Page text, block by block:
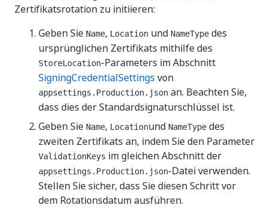
Zertifikatsrotation zu initiieren:
Geben Sie Name, Location und NameType des
ursprünglichen Zertifikats mithilfe des
StoreLocation-Parameters im Abschnitt
SigningCredentialSettings von
appsettings.Production.json an. Beachten Sie,
dass dies der Standardsignaturschlüssel ist.
Geben Sie Name, Locationund NameType des
zweiten Zertifikats an, indem Sie den Parameter
ValidationKeys im gleichen Abschnitt der
appsettings.Production.json-Datei verwenden.
Stellen Sie sicher, dass Sie diesen Schritt vor
dem Rotationsdatum ausführen.